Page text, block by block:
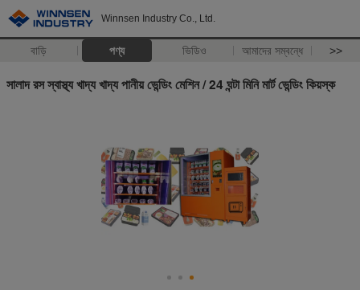
Winnsen Industry Co., Ltd.
বাড়ি পণ্য ভিডিও আমাদের সম্বন্ধে >>
সালাদ রস স্বাস্থ্য খাদ্য খাদ্য পানীয় ভেন্ডিং মেশিন / 24 ঘন্টা মিনি মার্ট ভেন্ডিং কিয়স্ক